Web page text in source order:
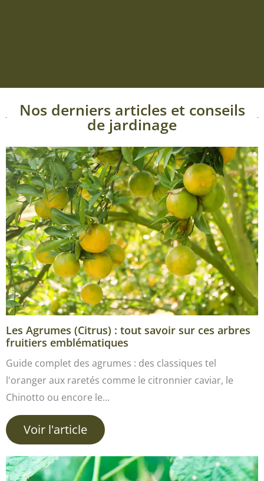
Nos derniers articles et conseils
de jardinage
Les Agrumes (Citrus) : tout savoir sur ces arbres
fruitiers emblématiques
Guide complet des agrumes : des classiques tel
l'oranger aux raretés comme le citronnier caviar, le
Chinotto ou encore le…
Voir l'article